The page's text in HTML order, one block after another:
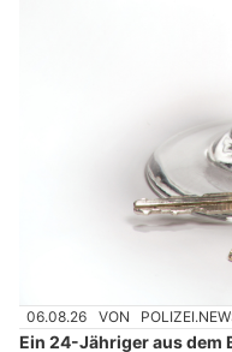
06.08.26 VON
Ein 24-Jähriger aus dem